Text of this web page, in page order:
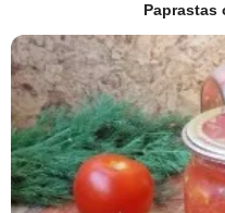
Paprastas